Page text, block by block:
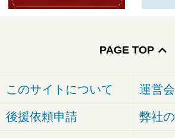
PAGE TOP
このサイトについて 運営
後援依頼申請 弊社